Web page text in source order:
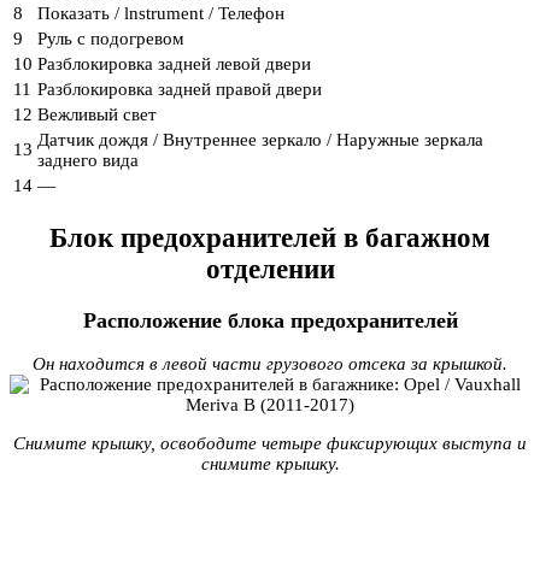
8
Показать / lnstrument / Телефон
9
Руль с подогревом
10 Разблокировка задней левой двери
11 Разблокировка задней правой двери
12 Вежливый свет
13 Датчик дождя / Внутреннее зеркало / Наружные зеркала
заднего вида
14 —
Блок предохранителей в багажном
отделении
Расположение блока предохранителей
Он находится в левой части грузового отсека за крышкой.
Снимите крышку, освободите четыре фиксирующих выступа и
снимите крышку.